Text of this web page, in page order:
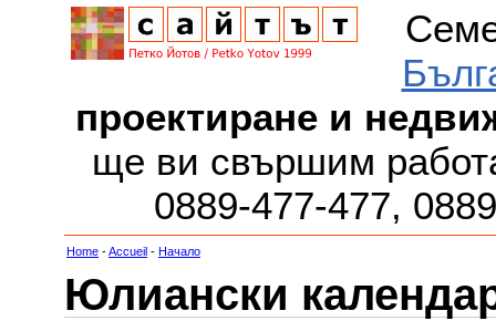
проектиране и
ще ви свършим
0889-477-477,
Home -Accueil - Начало
Юлиански